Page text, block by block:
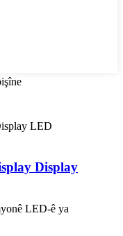
Display